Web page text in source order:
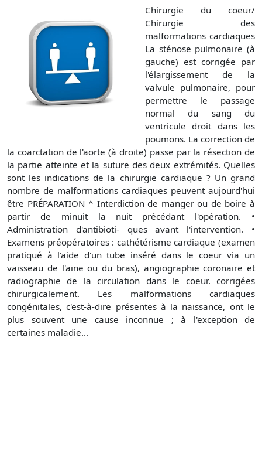
Chirurgie du coeur/
Chirurgie des
malformations cardiaques
La sténose pulmonaire (à
gauche) est corrigée par
l'élargissement de la
valvule pulmonaire, pour
permettre le passage
normal du sang du
ventricule droit dans les
poumons. La correction de
la coarctation de l'aorte (à droite) passe par la résection de
la partie atteinte et la suture des deux extrémités. Quelles
sont les indications de la chirurgie cardiaque ? Un grand
nombre de malformations cardiaques peuvent aujourd'hui
être PRÉPARATION ^ Interdiction de manger ou de boire à
partir de minuit la nuit précédant l'opération. •
Administration d'antibioti- ques avant l'intervention. •
Examens préopératoires : cathétérisme cardiaque (examen
pratiqué à l'aide d'un tube inséré dans le coeur via un
vaisseau de l'aine ou du bras), angiographie coronaire et
radiographie de la circulation dans le coeur. corrigées
chirurgicalement. Les malformations cardiaques
congénitales, c'est-à-dire présentes à la naissance, ont le
plus souvent une cause inconnue ; à l'exception de
certaines maladie...